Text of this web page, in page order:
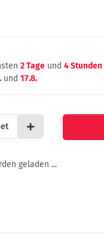
2 Tage und 4 Stunden
und 17.8.
geladen ...